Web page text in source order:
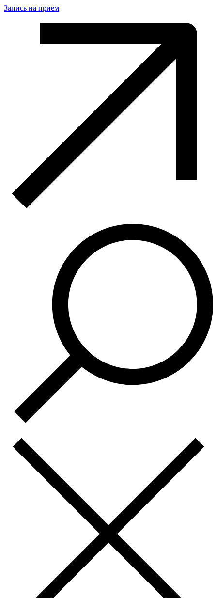
Запись на прием